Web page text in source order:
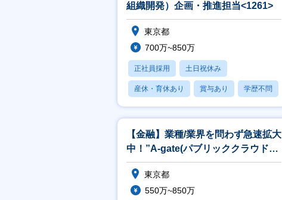
組織開発）企画・推進担当<1261>
東京都
700万~850万
正社員採用 土日祝休み
産休・育休あり 賞与あり 学歴不問
【金融】業種/業界を問わず急速拡大
中！”A-gate(パブリッククラウド活
用ソリューション)”の企画
東京都
550万~850万